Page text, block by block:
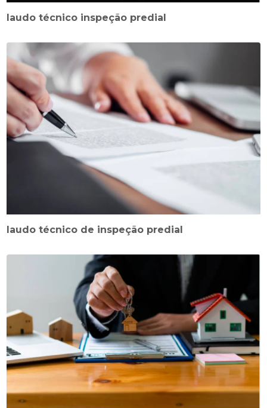
laudo técnico inspeção predial
laudo técnico de inspeção predial